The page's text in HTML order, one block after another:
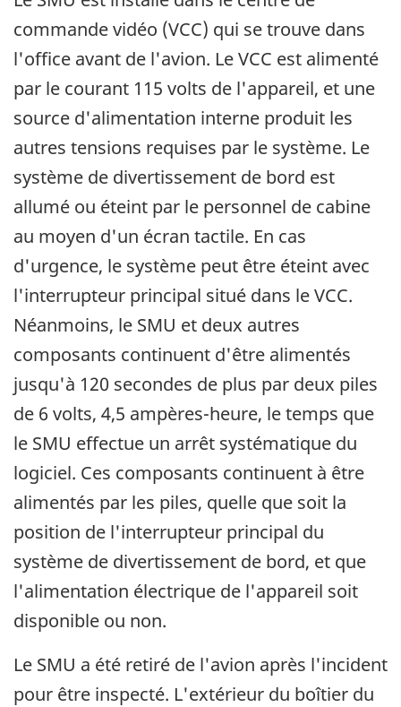
commande vidéo (VCC) qui se trouve dans
l'office avant de l'avion. Le VCC est alimenté
par le courant 115 volts de l'appareil, et une
source d'alimentation interne produit les
autres tensions requises par le système. Le
système de divertissement de bord est
allumé ou éteint par le personnel de cabine
au moyen d'un écran tactile. En cas
d'urgence, le système peut être éteint avec
l'interrupteur principal situé dans le VCC.
Néanmoins, le SMU et deux autres
composants continuent d'être alimentés
jusqu'à 120 secondes de plus par deux piles
de 6 volts, 4,5 ampères-heure, le temps que
le SMU effectue un arrêt systématique du
logiciel. Ces composants continuent à être
alimentés par les piles, quelle que soit la
position de l'interrupteur principal du
système de divertissement de bord, et que
l'alimentation électrique de l'appareil soit
disponible ou non.
Le SMU a été retiré de l'avion après l'incident
pour être inspecté. L'extérieur du boîtier du